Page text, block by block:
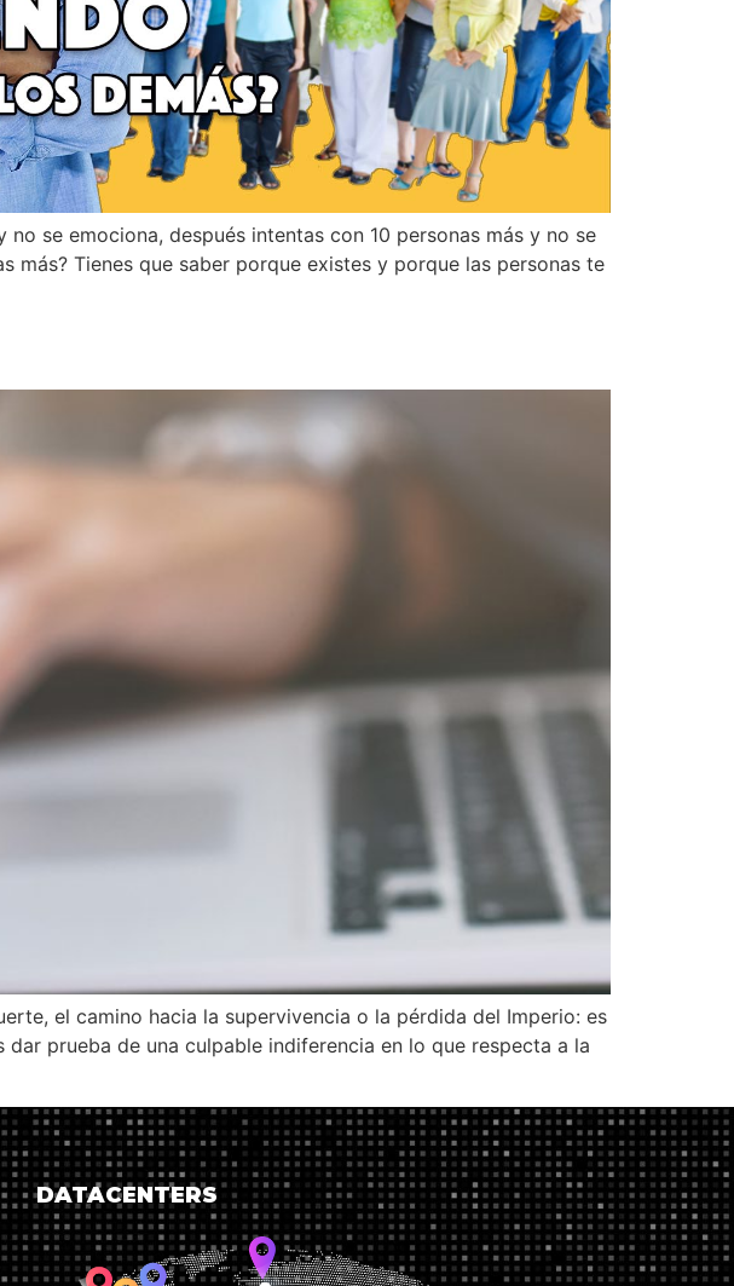
se emociona, después intentas con 10 personas más y no se
más? Tienes que saber porque existes y porque las personas te
el camino hacia la supervivencia o la pérdida del Imperio: es
prueba de una culpable indiferencia en lo que respecta a la
DATACENTERS